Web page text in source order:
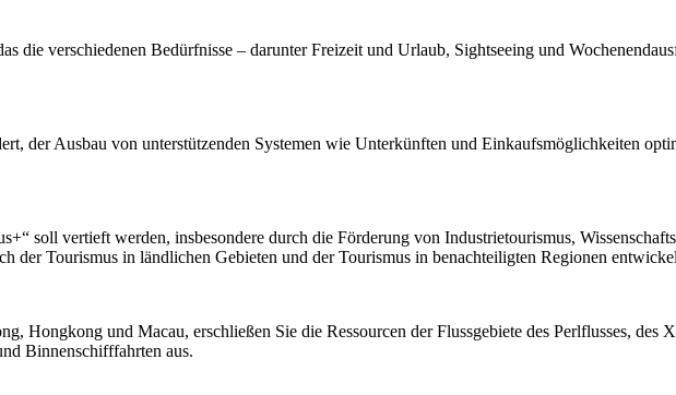
die verschiedenen Bedürfnisse – darunter Freizeit und Urlaub, Sightseeing und
der Ausbau von unterstützenden Systemen wie Unterkünften und Einkaufsmöglichkeiten
soll vertieft werden, insbesondere durch die Förderung von Industrietourismus,
der Tourismus in ländlichen Gebieten und der Tourismus in benachteiligten Regionen
Hongkong und Macau, erschließen Sie die Ressourcen der Flussgebiete des Perlflusses, des
Binnenschifffahrten aus.